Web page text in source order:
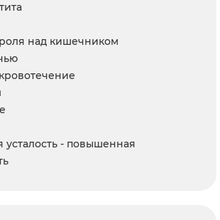
над кишечником
усталость - повышенная